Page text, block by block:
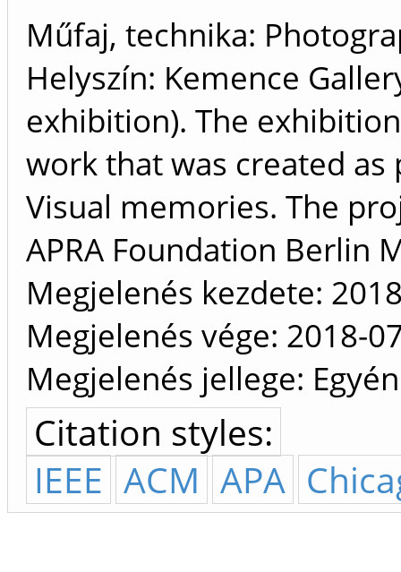
Műfaj, technika:
Helyszín: Kemence
exhibition). The
work that was created
Visual memories. The
APRA Foundation Berlin
Megjelenés kezdete:
Megjelenés vége: 2018-
Megjelenés jellege:
Citation styles:
IEEE ACM APA